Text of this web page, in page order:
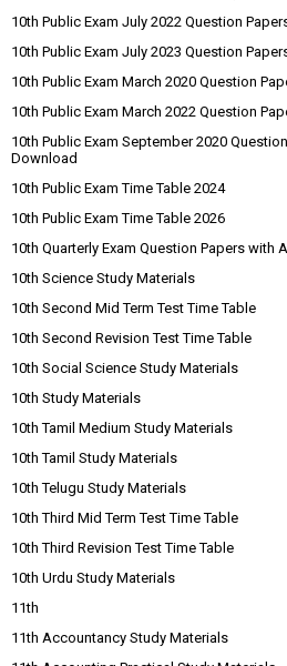
10th Public Exam July 2022 Question
10th Public Exam July 2023 Question
10th Public Exam March 2020 Question
10th Public Exam March 2022 Question
10th Public Exam September 2020
Download
10th Public Exam Time Table 2024
10th Public Exam Time Table 2026
10th Quarterly Exam Question Papers with
10th Science Study Materials
10th Second Mid Term Test Time Table
10th Second Revision Test Time Table
10th Social Science Study Materials
10th Study Materials
10th Tamil Medium Study Materials
10th Tamil Study Materials
10th Telugu Study Materials
10th Third Mid Term Test Time Table
10th Third Revision Test Time Table
10th Urdu Study Materials
11th
11th Accountancy Study Materials